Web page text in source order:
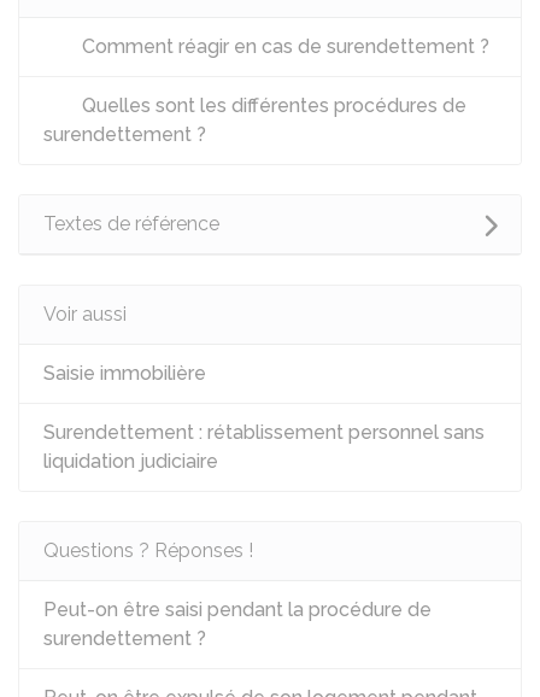
Comment réagir en cas de surendettement ?
Quelles sont les différentes procédures de
surendettement ?
Textes de référence
Voir aussi
Saisie immobilière
Surendettement : rétablissement personnel sans
liquidation judiciaire
Questions ? Réponses !
Peut-on être saisi pendant la procédure de
surendettement ?